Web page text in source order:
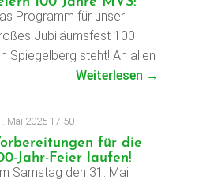
Programm für unser
Jubiläumsfest 100
Spiegelberg steht! An allen
Weiterlesen →
Mai 2025 17:50
für die
Jahr-Feier laufen!
Samstag den 31. Mai